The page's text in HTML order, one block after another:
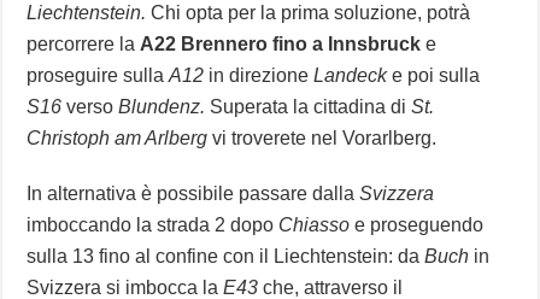
Liechtenstein. Chi opta per la prima soluzione, potrà
percorrere la A22 Brennero fino a Innsbruck e
proseguire sullaA12 in direzioneLandecke poi sulla
S16 versoBlundenz. Superata la cittadina diSt.
Christoph am Arlberg vi troverete nel Vorarlberg.
In alternativa è possibile passare dallaSvizzera
imboccando la strada 2 dopo Chiasso e proseguendo
sulla 13 fino al confine con il Liechtenstein: daBuch in
Svizzera si imbocca laE43 che, attraverso il